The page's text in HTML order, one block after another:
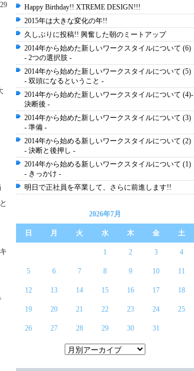
Happy Birthday!! XTREME DESIGN!!!
2015年は大きな変化の年!!
久しぶりに投稿!! 興奮した朝のミートアップ
2014年から始めた新しいワークスタイルについて (6)
- 2つの選択肢 -
2014年から始めた新しいワークスタイルについて (5)
- 双頭になるということ -
2014年から始めた新しいワークスタイルについて (4)-
決断後 -
2014年から始めた新しいワークスタイルについて (3)
- 準備 -
2014年から始める新しいワークスタイルについて (2)
- 決断と後押し -
2014年から始める新しいワークスタイルについて (1)
- きっかけ -
明日で正社員を卒業して、さらに前進します!!
2026年7月
日 月 火 水 木 金 土
1 2 3 4
5 6 7 8 9 10 11
12 13 14 15 16 17 18
19 20 21 22 23 24 25
26 27 28 29 30 31